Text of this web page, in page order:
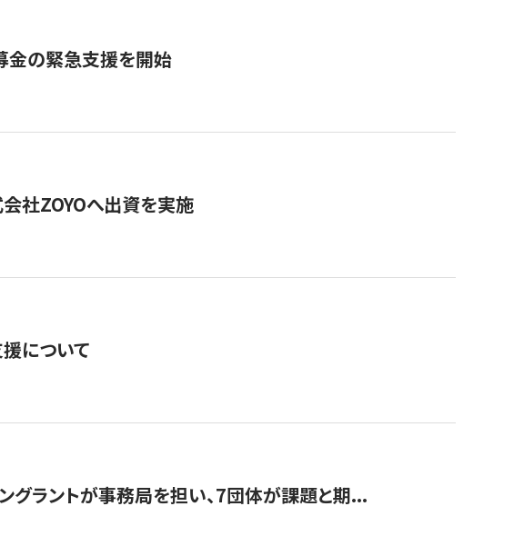
金の緊急支援を開始
会社ZOYOへ出資を実施
について
グラントが事務局を担い、7団体が課題と期...